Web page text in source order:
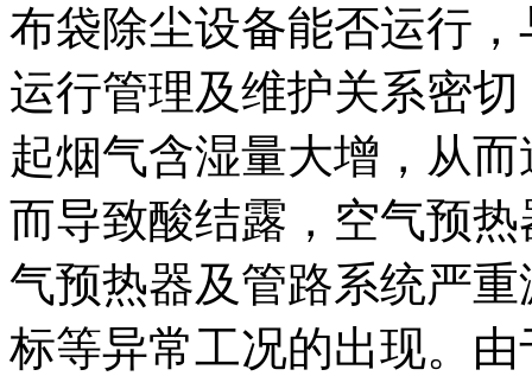
布袋除尘设备能否运行
运行管理及维护关系密
起烟气含湿量大增，从
而导致酸结露，空气预
气预热器及管路系统严
标等异常工况的出现。